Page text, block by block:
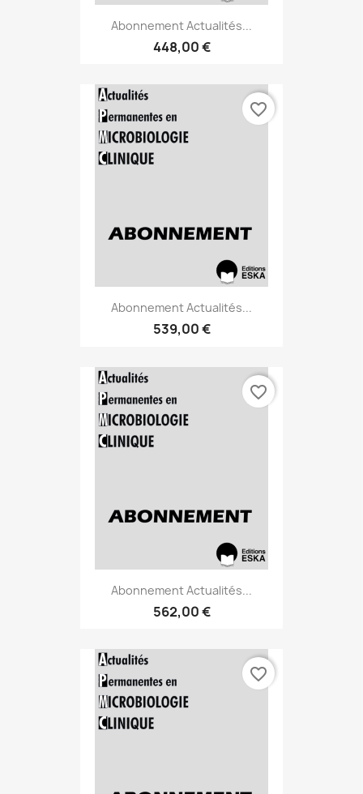
Abonnement Actualités...
448,00 €
Abonnement Actualités...
539,00 €
favorite_border
Abonnement Actualités...
562,00 €
favorite_border
favorite_border